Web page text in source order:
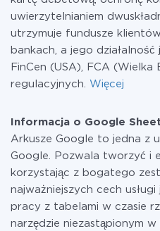
uwierzytelnianiem
utrzymuje fundusze
bankach, a jego
FinCen (USA), FCA
regulacyjnych. Więcej
Informacja o Google
Arkusze Google to jedna z
Google. Pozwala tworzyć i
korzystając z bogatego
najważniejszych cech
pracy z tabelami w czasie
narzędzie niezastąpionym w